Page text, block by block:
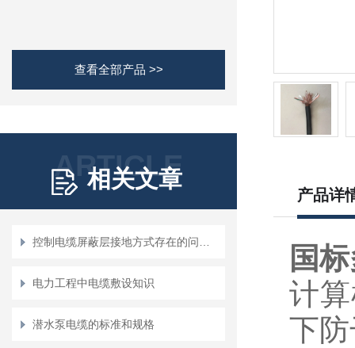
查看全部产品 >>
ARTICLE
相关文章
电力工程中电缆敷设知识
潜水泵电缆的标准和规格
产品详
国
计
下